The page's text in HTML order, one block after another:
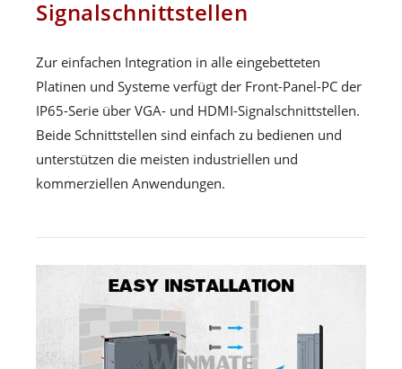
Signalschnittstellen
Zur einfachen Integration in alle eingebetteten
Platinen und Systeme verfügt der Front-Panel-PC der
IP65-Serie über VGA- und HDMI-Signalschnittstellen.
Beide Schnittstellen sind einfach zu bedienen und
unterstützen die meisten industriellen und
kommerziellen Anwendungen.